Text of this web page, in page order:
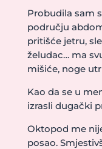
Probudila sam
području
pritišće jetru,
želudac… ma
mišiće, noge
Kao da se u
izrasli dugački
Oktopod me
posao.